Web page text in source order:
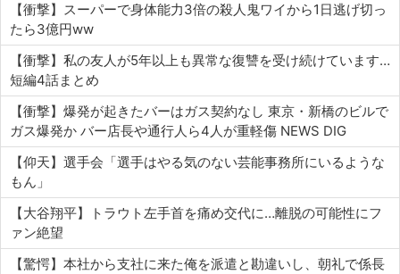
【衝撃】スーパーで身体能力3倍の殺人鬼ワイから1日逃げ切っ
たら3億円ww
【衝撃】私の友人が5年以上も異常な復讐を受け続けています…
短編4話まとめ
【衝撃】爆発が起きたバーはガス契約なし 東京・新橋のビルで
ガス爆発か バー店長や通行人ら4人が重軽傷 NEWS DIG
【仰天】選手会「選手はやる気のない芸能事務所にいるような
もん」
【大谷翔平】トラウト左手首を痛め交代に…離脱の可能性にフ
ァン絶望
【驚愕】本社から支社に来た俺を派遣と勘違いし、朝礼で係長